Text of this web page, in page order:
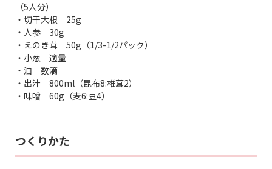
（5人分）
・切干大根 25g
・人参 30g
・えのき茸 50g（1/3-1/2パック）
・小葱 適量
・油 数滴
・出汁 800ml（昆布8:椎茸2）
・味噌 60g（麦6:豆4）
つくりかた